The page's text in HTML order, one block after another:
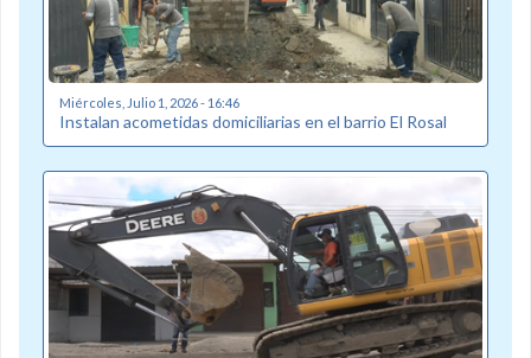
Miércoles, Julio 1, 2026 - 16:46
Instalan acometidas domiciliarias en el barrio El Rosal